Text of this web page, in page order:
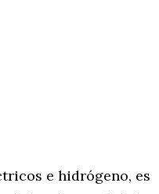
e hidrógeno, es